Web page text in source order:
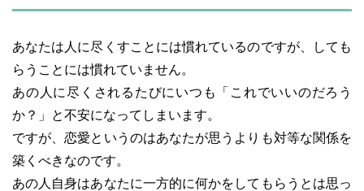
あなたは人に尽くすことには慣れているのですが、しても
らうことには慣れていません。
あの人に尽くされるたびにいつも「これでいいのだろう
か？」と不安になってしまいます。
ですが、恋愛というのはあなたが思うよりも対等な関係を
築くべきなのです。
あの人自身はあなたに一方的に何かをしてもらうとは思っ